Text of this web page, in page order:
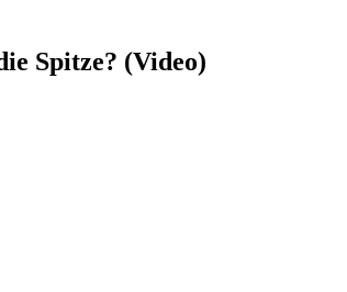
Spitze? (Video)